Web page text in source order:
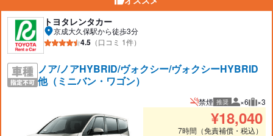
トヨタレンタカー
京成大久保駅から徒歩3分
4.5 （口コミ 1件）
ノア/ノアHYBRID/ヴォクシー/ヴォクシーHYBRID
他（ミニバン・ワゴン）
禁煙 推奨 推奨人数
×6 推奨
×3
¥18,040
7時間（免責補償・税込）